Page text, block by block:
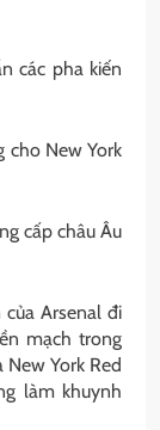
các pha kiến
cho New York
cấp châu Âu
Arsenal đi
mạch trong
New York Red
làm khuynh